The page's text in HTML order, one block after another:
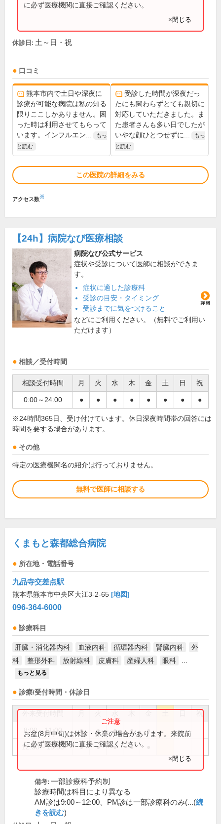
に必ず医療機関に直接ご確認ください。
×閉じる
休診日: 土～日・祝
口コミ
熊本市内で土日や深夜に
診療が可能な病院は私の知る
限りここしかありません。困
った時は利用させてもらって
います。インフルエン...
もっ
と読む
受診した時間が深夜だっ
たにも関わらずとても親切に
対応していただきました。ま
た患者さんも多い日でしたが
いやな顔ひとつせずに...
もっ
と読む
この医院の詳細をみる
アクセス数※
【24h】 病院なび医療相談
病院なび公式サービス
症状や受診について医師に相談ができま
す。
症状に適した診療科
受診の目安・タイミング
受診までに気をつけること
などにご利用ください。（無料でご利用い
ただけます）
相談／受付時間
相談受付時間 月 火 水 木 金 土 日 祝
0:00～24:00 ● ● ● ● ● ● ● ●
※24時間365日、受け付けています。休日深夜時間帯の回答には
時間を要する場合があります。
その他
特定の医療機関名の紹介は行っておりません。
無料で医師に相談する
くまもと森都総合病院
所在地・電話番号
九品寺交差点駅
熊本県熊本市中央区大江3-2-65 [地図]
096-364-6000
診療科目
肝臓・消化器内科 血液内科 循環器内科 腎臓内科
外
科
整形外科 放射線科 皮膚科 産婦人科 眼科
もっと見る
診療/受付時間・休診日
祝
8:00～11:00 ● ● ● ● ●
12:30～15:30 ● ● ● ●
お盆(8月中旬)は休診・休業の場合があります。来院前
に必ず医療機関に直接ご確認ください。
×閉じる
備考: 一部診療科予約制
診療時間は科目により異なる
AM診は9:00～12:00、PM診は一部診療科のみ(...(続
きを読む)